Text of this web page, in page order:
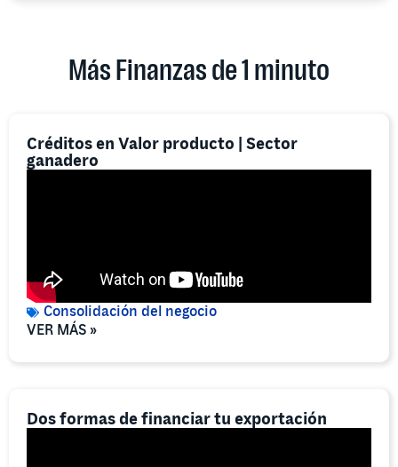
Más Finanzas de 1 minuto
Créditos en Valor producto | Sector
ganadero
Consolidación del negocio
VER MÁS »
Dos formas de financiar tu exportación